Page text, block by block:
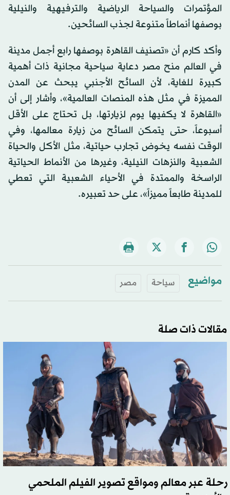
المؤتمرات والسياحة الرياضية والترفيهية والنيلية
بوصفها أنماطاً متنوعة لجذب السائحين.
وأكد كارم أن «تصنيف القاهرة بوصفها رابع أجمل مدينة
في العالم منح مصر دعاية سياحية مجانية ذات أهمية
كبيرة للغاية، لأن السائح الأجنبي يبحث عن المدن
المميزة في مثل هذه المنصات العالمية»، وأشار إلى أن
«القاهرة لا يكفيها يوم لزيارتها، بل تحتاج على الأقل
أسبوعاً، حتى يتمكن السائح من زيارة معالمها، وفي
الوقت نفسه يخوض تجارب حياتية، مثل الأكل والحياة
الشعبية والنزهات النيلية، وغيرها من الأنماط الحياتية
الراسخة والممتدة في الأحياء الشعبية التي تعطي
للمدينة طابعاً مميزاً»، على حد تعبيره.
مواضيع سياحة مصر
مقالات ذات صلة
رحلة عبر معالم ومواقع تصوير الفيلم الملحمي